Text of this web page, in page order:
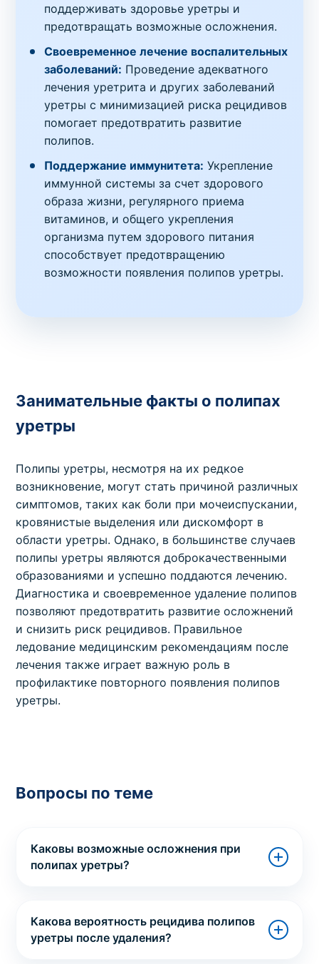
поддерживать здоровье уретры и
предотвращать возможные осложнения.
Своевременное лечение воспалительных
заболеваний: Проведение адекватного
лечения уретрита и других заболеваний
уретры с минимизацией риска рецидивов
помогает предотвратить развитие
полипов.
Поддержание иммунитета: Укрепление
иммунной системы за счет здорового
образа жизни, регулярного приема
витаминов, и общего укрепления
организма путем здорового питания
способствует предотвращению
возможности появления полипов уретры.
Занимательные факты о полипах
уретры
Полипы уретры, несмотря на их редкое
возникновение, могут стать причиной различных
симптомов, таких как боли при мочеиспускании,
кровянистые выделения или дискомфорт в
области уретры. Однако, в большинстве случаев
полипы уретры являются доброкачественными
образованиями и успешно поддаются лечению.
Диагностика и своевременное удаление полипов
позволяют предотвратить развитие осложнений
и снизить риск рецидивов. Правильное
ледование медицинским рекомендациям после
лечения также играет важную роль в
профилактике повторного появления полипов
уретры.
Вопросы по теме
Каковы возможные осложнения при
полипах уретры?
Какова вероятность рецидива полипов
уретры после удаления?